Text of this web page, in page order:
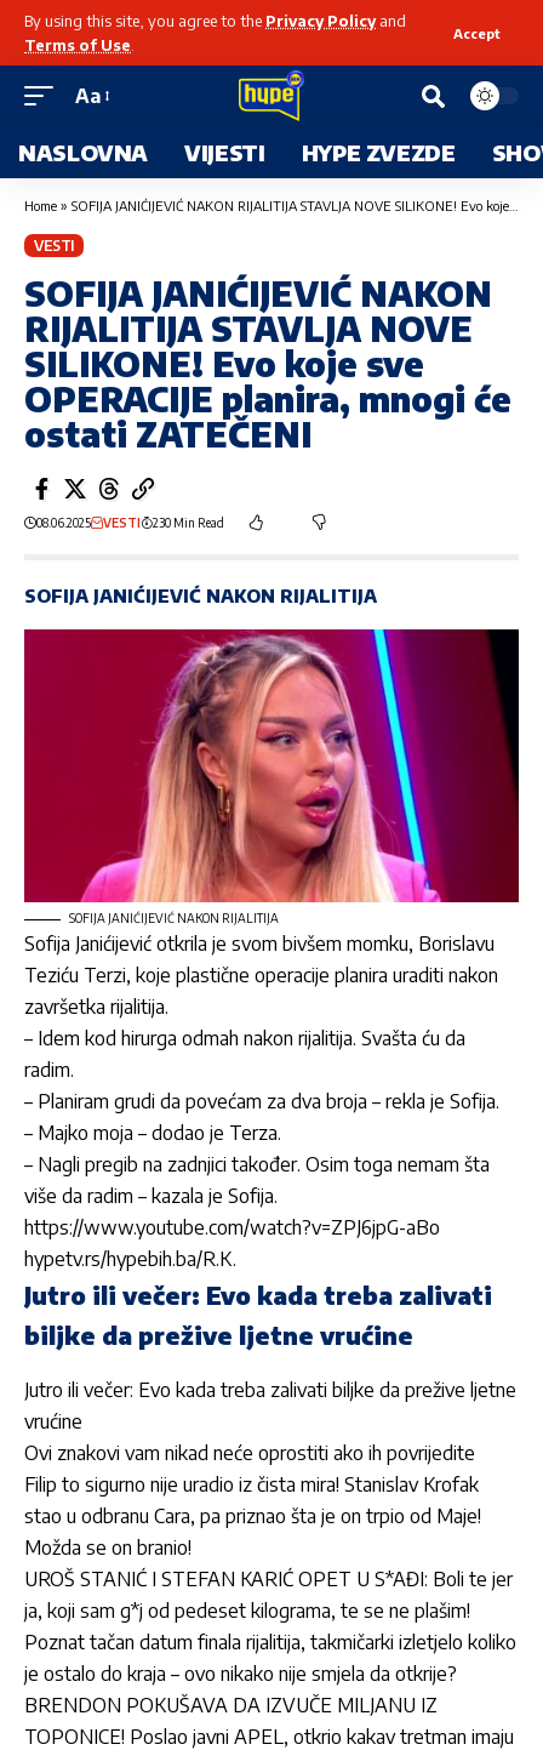
By using this site, you agree to the Privacy Policyand
Terms of Use
Accept
Aa
NASLOVNA VIJESTI HYPE ZVEZDE
Home » SOFIJA JANIĆIJEVIĆ NAKON RIJALITIJA STAVLJA NOVE SILIKONE! Evo koje sve OPERACIJE planira, mnogi će ostati ZATEČENI
VESTI
SOFIJA JANIĆIJEVIĆ NAKON
RIJALITIJA STAVLJA NOVE
SILIKONE! Evo koje sve
OPERACIJE planira, mnogi će
ostati ZATEČENI
08.06.2025 VESTI 230 Min Read
SOFIJA JANIĆIJEVIĆ NAKON RIJALITIJA
SOFIJA JANIĆIJEVIĆ NAKON RIJALITIJA
Sofija Janićijević otkrila je svom bivšem momku, Borislavu
Teziću Terzi, koje plastične operacije planira uraditi nakon
završetka rijalitija.
– Idem kod hirurga odmah nakon rijalitija. Svašta ću da
radim.
– Planiram grudi da povećam za dva broja – rekla je Sofija.
– Majko moja – dodao je Terza.
– Nagli pregib na zadnjici također. Osim toga nemam šta
više da radim – kazala je Sofija.
https://www.youtube.com/watch?v=ZPJ6jpG-aBo
hypetv.rs/hypebih.ba/R.K.
Jutro ili večer: Evo kada treba zalivati
biljke da prežive ljetne vrućine
Jutro ili večer: Evo kada treba zalivati biljke da prežive ljetne
vrućine
Ovi znakovi vam nikad neće oprostiti ako ih povrijedite
Filip to sigurno nije uradio iz čista mira! Stanislav Krofak
stao u odbranu Cara, pa priznao šta je on trpio od Maje!
Možda se on branio!
UROŠ STANIĆ I STEFAN KARIĆ OPET U S*AĐI: Boli te jer
ja, koji sam g*j od pedeset kilograma, te se ne plašim!
Poznat tačan datum finala rijalitija, takmičarki izletjelo koliko
je ostalo do kraja – ovo nikako nije smjela da otkrije?
BRENDON POKUŠAVA DA IZVUČE MILJANU IZ
TOPONICE! Poslao javni APEL, otkrio kakav tretman imaju